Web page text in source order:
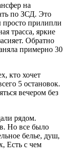
на
по ЗСД. Это
просто прилипли
трасса, яркие
Обратно
примерно 30
кто хочет
5 остановок.
вечером без
рядом.
Но все было
белье, душ,
Есть с чем